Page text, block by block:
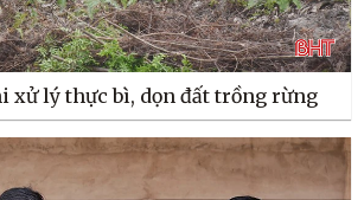
xử lý thực bì, dọn đất trồng rừng